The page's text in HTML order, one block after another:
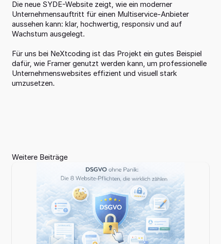
Home
Leistungen 02
Referenzen 03
Projekte 03
Kontakt
Die neue SYDE-Website zeigt, wie ein moderner
Unternehmensauftritt für einen Multiservice-Anbieter
aussehen kann: klar, hochwertig, responsiv und auf
Wachstum ausgelegt.
Für uns bei NeXtcoding ist das Projekt ein gutes Beispiel
dafür, wie Framer genutzt werden kann, um professionelle
Unternehmenswebsites effizient und visuell stark
umzusetzen.
Weitere Beiträge